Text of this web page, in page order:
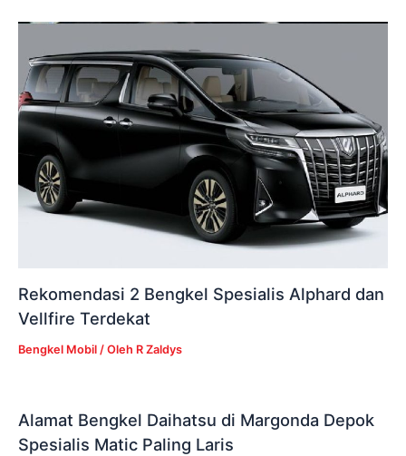
Rekomendasi 2 Bengkel Spesialis Alphard dan
Vellfire Terdekat
Bengkel Mobil / Oleh R Zaldys
Alamat Bengkel Daihatsu di Margonda Depok
Spesialis Matic Paling Laris